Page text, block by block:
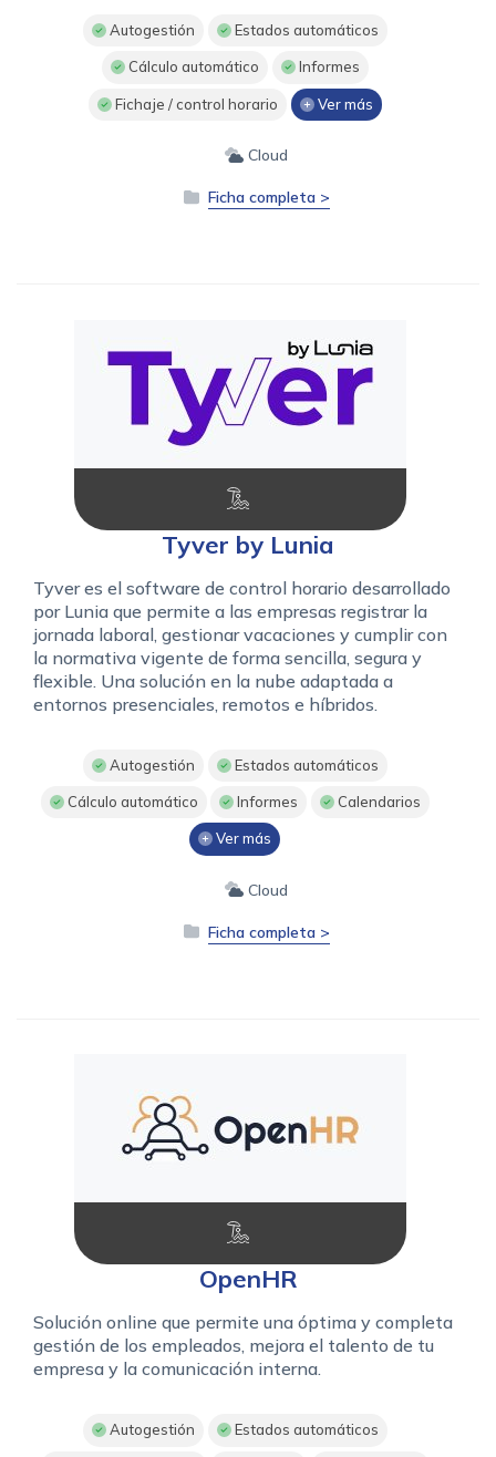
Autogestión Estados automáticos
Cálculo automático Informes
Fichaje / control horario Ver más
Cloud
Ficha completa >
Tyver by Lunia
Tyver es el software de control horario desarrollado
por Lunia que permite a las empresas registrar la
jornada laboral, gestionar vacaciones y cumplir con
la normativa vigente de forma sencilla, segura y
flexible. Una solución en la nube adaptada a
entornos presenciales, remotos e híbridos.
Autogestión Estados automáticos
Cálculo automático Informes Calendarios
Ver más
Cloud
Ficha completa >
OpenHR
Solución online que permite una óptima y completa
gestión de los empleados, mejora el talento de tu
empresa y la comunicación interna.
Autogestión Estados automáticos